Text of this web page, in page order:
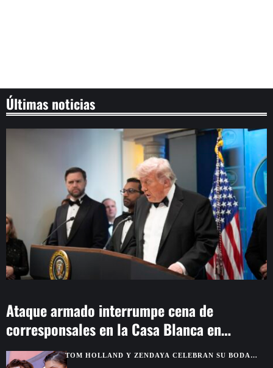
Últimas noticias
Ataque armado interrumpe cena de
corresponsales en la Casa Blanca en
WashingtonTOM HOLLAND Y ZENDAYA CELEBRAN SU BODA
CON UNA EXCLUSIVA FIESTA EN INGLATERRA